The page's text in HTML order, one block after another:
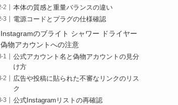
本体の質感と重量バランスの違い
電源コードとプラグの仕様確認
Instagramのブライト シャワー ドライヤー
偽物アカウントへの注意
公式アカウント名と偽物アカウントの見分
け方
広告や投稿に貼られた不審なリンクのリス
ク
公式Instagramリストの再確認